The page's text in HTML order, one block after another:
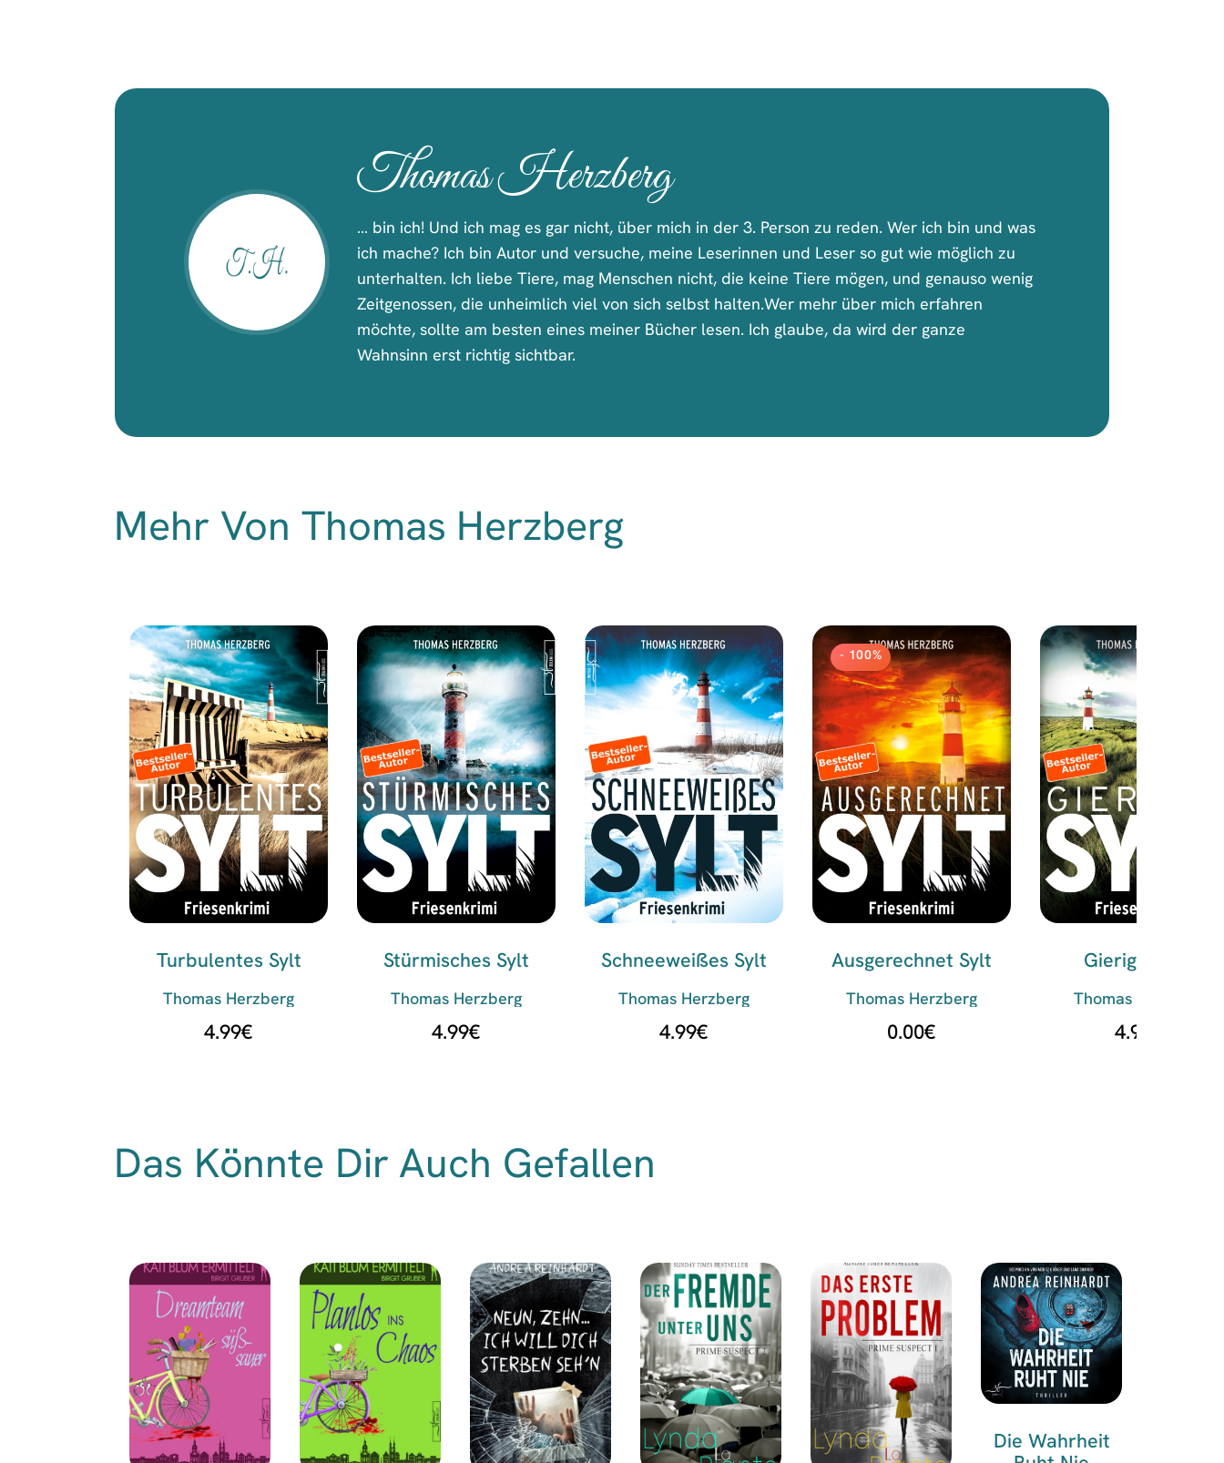
Thomas Herzberg
… bin ich! Und ich mag es gar nicht, über mich in der 3. Person zu reden. Wer ich bin und was
ich mache? Ich bin Autor und versuche, meine Leserinnen und Leser so gut wie möglich zu
unterhalten. Ich liebe Tiere, mag Menschen nicht, die keine Tiere mögen, und genauso wenig
Zeitgenossen, die unheimlich viel von sich selbst halten.Wer mehr über mich erfahren
möchte, sollte am besten eines meiner Bücher lesen. Ich glaube, da wird der ganze
Wahnsinn erst richtig sichtbar.
Mehr Von Thomas Herzberg
Turbulentes Sylt
Thomas Herzberg
4.99€
Stürmisches Sylt
Thomas Herzberg
4.99€
Schneeweißes Sylt
Thomas Herzberg
4.99€
- 100%
Ausgerechnet Sylt
Thomas Herzberg
0.00€
Gieriges Sylt
Thomas Herzberg
4.99
Das Könnte Dir Auch Gefallen
Die Wahrheit